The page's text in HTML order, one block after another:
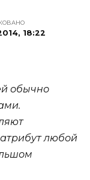
18:22
обычно
любой